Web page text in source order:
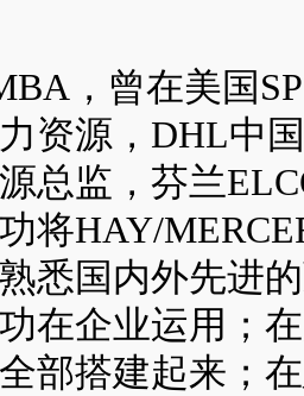
，曾在美国
资源，DHL中
总监，芬兰
将HAY/
悉国内外先进
在企业运用；
部搭建起来；